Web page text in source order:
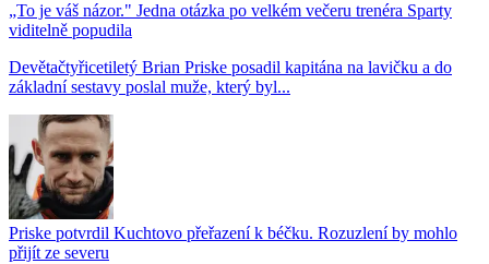
„To je váš názor." Jedna otázka po velkém večeru trenéra Sparty
viditelně popudila
Devětačtyřicetiletý Brian Priske posadil kapitána na lavičku a do
základní sestavy poslal muže, který byl...
Priske potvrdil Kuchtovo přeřazení k béčku. Rozuzlení by mohlo
přijít ze severu